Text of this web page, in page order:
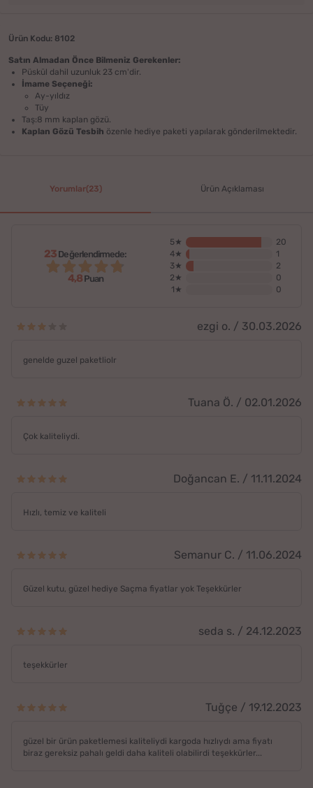
Ürün Kodu: 8102
Satın Almadan Önce Bilmeniz Gerekenler:
Püskül dahil uzunluk 23 cm'dir.
İmame Seçeneği:
Ay-yıldız
Tüy
Taş:8 mm kaplan gözü.
Kaplan Gözü Tesbih özenle hediye paketi yapılarak gönderilmektedir.
Yorumlar(23) Ürün Açıklaması
23 Değerlendirmede:
4,8Puan
5★
20
4★
1
3★
2
2★
0
1★
0
ezgi o. / 30.03.2026
genelde guzel paketliolr
Tuana Ö. / 02.01.2026
Çok kaliteliydi.
Doğancan E. / 11.11.2024
Hızlı, temiz ve kaliteli
Semanur C. / 11.06.2024
Güzel kutu, güzel hediye Saçma fiyatlar yok Teşekkürler
seda s. / 24.12.2023
teşekkürler
Tuğçe / 19.12.2023
güzel bir ürün paketlemesi kaliteliydi kargoda hızlıydı ama fiyatı
biraz gereksiz pahalı geldi daha kaliteli olabilirdi teşekkürler...